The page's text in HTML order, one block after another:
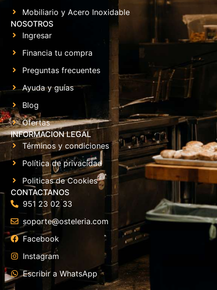
Mobiliario y Acero Inoxidable
NOSOTROS
Ingresar
Financia tu compra
Preguntas frecuentes
Ayuda y guías
Blog
Ofertas
INFORMACION LEGAL
Términos y condiciones
Política de privacidad
Politicas de Cookies
CONTACTANOS
951 23 02 33
soporte@osteleria.com
Facebook
Instagram
Escribir a WhatsApp